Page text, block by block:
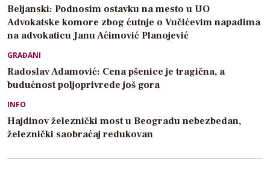
Beljanski: Podnosim ostavku na mesto u UO
Advokatske komore zbog ćutnje o Vučićevim napadima
na advokaticu Janu Aćimović Planojević
GRAĐANI
Radoslav Adamović: Cena pšenice je tragična, a
budućnost poljoprivrede još gora
INFO
Hajdinov železnički most u Beogradu nebezbedan,
železnički saobraćaj redukovan